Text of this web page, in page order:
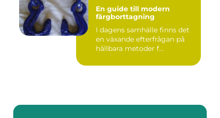
En guide till modern
färgborttagning
I dagens samhälle finns det
en växande efterfrågan på
hållbara metoder f...